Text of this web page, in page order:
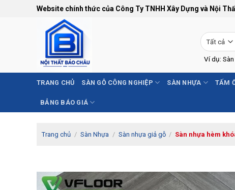
Website chính thức của Công Ty TNHH Xây Dựng và Nội
Ví dụ:
TRANG CHỦ SÀN GỖ CÔNG NGHIỆP SÀN NHỰA TẤM
BẢNG BÁO GIÁ
Trang chủ / Sàn Nhựa / Sàn nhựa giả gỗ / Sàn nhựa hèm